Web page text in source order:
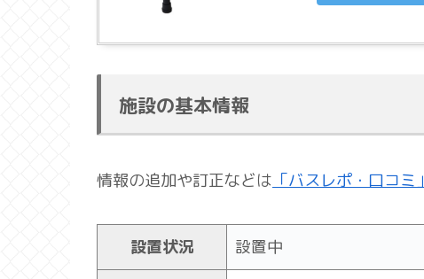
施設の基本情報
情報の追加や訂正などは 「バスレポ・口コミ」
設置状況 設置中